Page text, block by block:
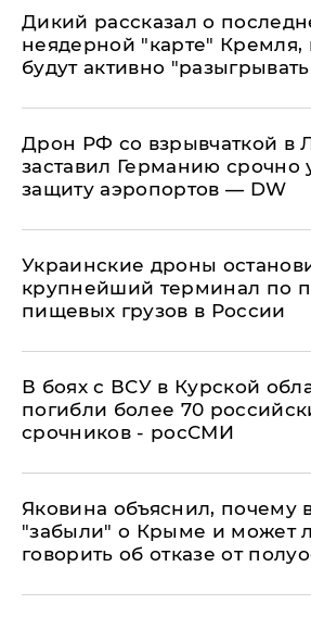
Дикий рассказал о
неядерной "карте" Кремля,
будут активно
​Дрон РФ со взрывчаткой в
заставил Германию срочно
защиту аэропортов — DW
Украинские дроны
крупнейший терминал по
пищевых грузов в России
В боях с ВСУ в Курской
погибли более 70
срочников - росСМИ
Яковина объяснил, почему
"забыли" о Крыме и может
говорить об отказе от